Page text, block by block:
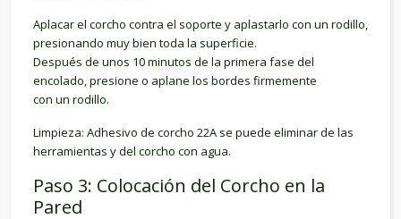
Aplacar el corcho contra el soporte y aplastarlo con un rodillo,
presionando muy bien toda la superficie.
Después de unos 10 minutos de la primera fase del
encolado, presione o aplane los bordes firmemente
con un rodillo.
Limpieza: Adhesivo de corcho 22A se puede eliminar de las
herramientas y del corcho con agua.
Paso 3: Colocación del Corcho en la
Pared